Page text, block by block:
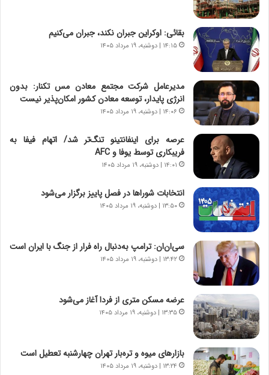
ن
،
گ
ا
ه
ز
ا
ی
ج
ن
ت
س
ت
ر
م
بقائی: اوکراین جبران نکند، جبران می‌کنیم
۱۴:۱۵ | دوشنبه، ۱۹ مرداد ۱۴۰۵
مدیرعامل شرکت مجتمع معادن مس تکنار: بدون
انرژی پایدار، توسعه معادن کشور امکان‌پذیر نیست
۱۴:۰۶ | دوشنبه، ۱۹ مرداد ۱۴۰۵
عرصه برای اینفانتینو تنگ‌تر شد/ اتهام فیفا به
فریبکاری توسط یوفا و AFC
۱۴:۰۱ | دوشنبه، ۱۹ مرداد ۱۴۰۵
انتخابات شوراها در فصل پاییز برگزار می‌شود
۱۳:۵۰ | دوشنبه، ۱۹ مرداد ۱۴۰۵
سی‌ان‌ان: ترامپ به‌دنبال راه فرار از جنگ با ایران است
۱۳:۴۲ | دوشنبه، ۱۹ مرداد ۱۴۰۵
عرضه مسکن متری از فردا آغاز می‌شود
۱۳:۳۵ | دوشنبه، ۱۹ مرداد ۱۴۰۵
بازارهای میوه و تره‌بار تهران چهارشنبه تعطیل است
۱۳:۲۴ | دوشنبه، ۱۹ مرداد ۱۴۰۵